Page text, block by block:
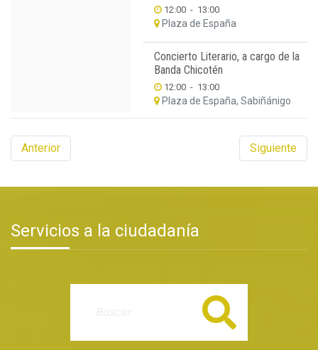
12:00 - 13:00
Plaza de España
Concierto Literario, a cargo de la
Banda Chicotén
12:00 - 13:00
Plaza de España, Sabiñánigo
Anterior Siguiente
Servicios a la ciudadanía
Buscar